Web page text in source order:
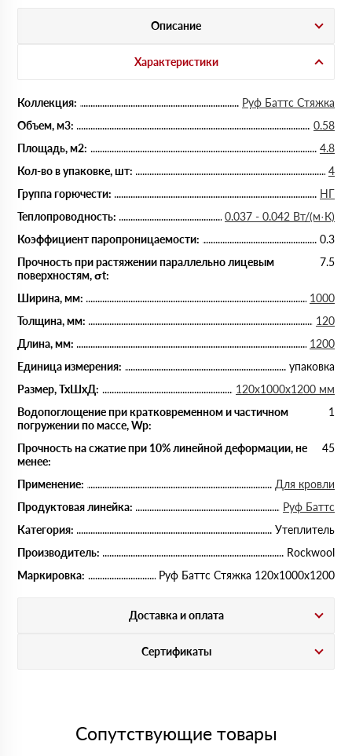
Описание
Характеристики
Коллекция:
Руф Баттс Стяжка
Объем, м3:
0.58
Площадь, м2:
4.8
Кол-во в упаковке, шт:
4
Группа горючести:
НГ
Теплопроводность:
0.037 - 0.042 Вт/(м·К)
Коэффициент паропроницаемости:
0.3
Прочность при растяжении параллельно лицевым
поверхностям, σt:
7.5
Ширина, мм:
1000
Толщина, мм:
120
Длина, мм:
1200
Единица измерения:
упаковка
Размер, ТхШхД:
120х1000х1200 мм
Водопоглощение при кратковременном и частичном
погружении по массе, Wp:
1
Прочность на сжатие при 10% линейной деформации, не
менее:
45
Применение:
Для кровли
Продуктовая линейка:
Руф Баттс
Категория:
Утеплитель
Производитель:
Rockwool
Маркировка:
Руф Баттс Стяжка 120х1000х1200
Доставка и оплата
Сертификаты
Сопутствующие товары